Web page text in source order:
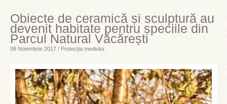
Obiecte de ceramică și sculptură au
devenit habitate pentru speciile din
Parcul Natural Văcărești
08 Noiembrie 2017 / Protecția mediului